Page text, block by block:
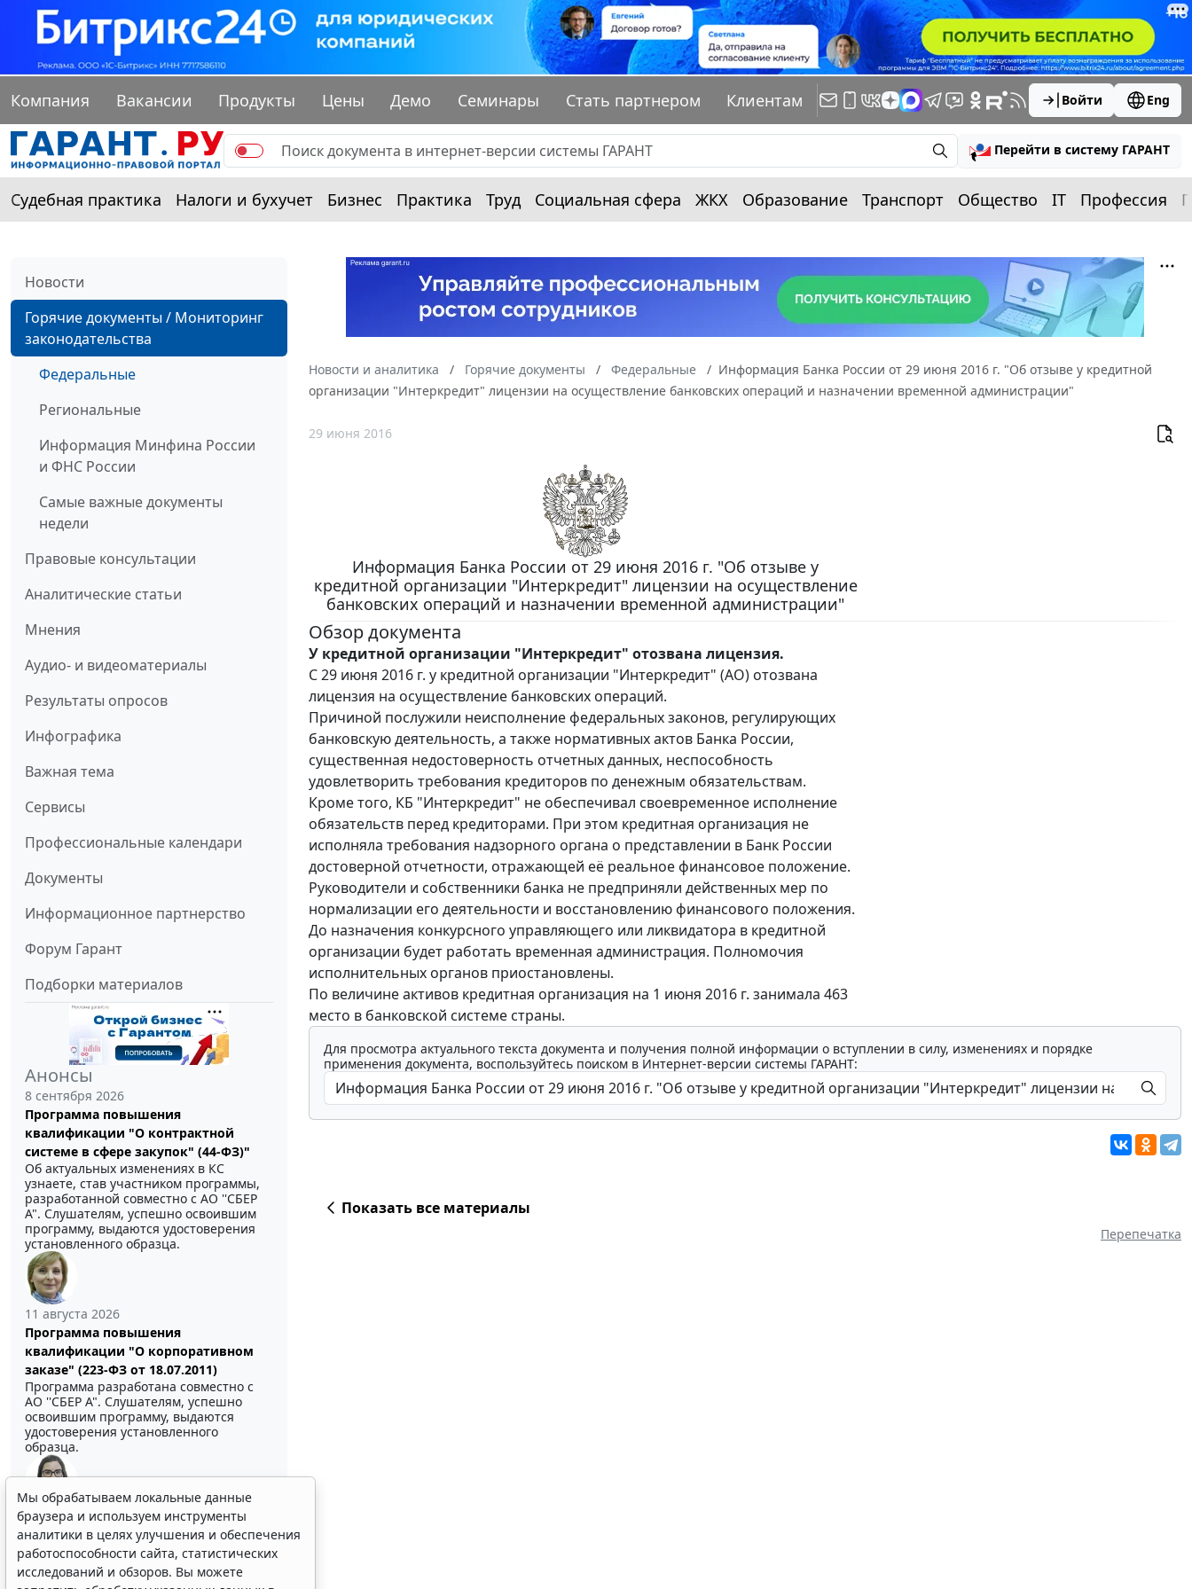
Компания Вакансии Продукты Цены Демо Семинары Стать партнером Клиентам Войти Eng
Перейти в систему ГАРАНТ
Судебная практика Налоги и бухучет Бизнес Практика Труд Социальная сфера ЖКХ Образование Транспорт Общество IT Профессия
Новости
Горячие документы / Мониторинг
законодательства
Федеральные
Региональные
Информация Минфина России
и ФНС России
Самые важные документы
недели
Правовые консультации
Аналитические статьи
Мнения
Аудио- и видеоматериалы
Результаты опросов
Инфографика
Важная тема
Сервисы
Профессиональные календари
Документы
Информационное партнерство
Форум Гарант
Подборки материалов
Анонсы
8 сентября 2026
Программа повышения
квалификации "О контрактной
системе в сфере закупок" (44-ФЗ)"
Об актуальных изменениях в КС
узнаете, став участником программы,
разработанной совместно с АО ''СБЕР
А". Слушателям, успешно освоившим
программу, выдаются удостоверения
установленного образца.
11 августа 2026
Программа повышения
квалификации "О корпоративном
заказе" (223-ФЗ от 18.07.2011)
Программа разработана совместно с
АО ''СБЕР А". Слушателям, успешно
освоившим программу, выдаются
удостоверения установленного
образца.
Выберите тему программы повышения квалификации
для юристов ...
Новости и аналитика Горячие документы Федеральные
Информация Банка России от 29 июня 2016 г. "Об отзыве у кредитной
организации "Интеркредит" лицензии на осуществление банковских операций и назначении временной администрации"
29 июня 2016
Информация Банка России от 29 июня 2016 г. "Об отзыве у
кредитной организации "Интеркредит" лицензии на осуществление
банковских операций и назначении временной администрации"
Обзор документа
У кредитной организации "Интеркредит" отозвана лицензия.
С 29 июня 2016 г. у кредитной организации "Интеркредит" (АО) отозвана
лицензия на осуществление банковских операций.
Причиной послужили неисполнение федеральных законов, регулирующих
банковскую деятельность, а также нормативных актов Банка России,
существенная недостоверность отчетных данных, неспособность
удовлетворить требования кредиторов по денежным обязательствам.
Кроме того, КБ "Интеркредит" не обеспечивал своевременное исполнение
обязательств перед кредиторами. При этом кредитная организация не
исполняла требования надзорного органа о представлении в Банк России
достоверной отчетности, отражающей её реальное финансовое положение.
Руководители и собственники банка не предприняли действенных мер по
нормализации его деятельности и восстановлению финансового положения.
До назначения конкурсного управляющего или ликвидатора в кредитной
организации будет работать временная администрация. Полномочия
исполнительных органов приостановлены.
По величине активов кредитная организация на 1 июня 2016 г. занимала 463
место в банковской системе страны.
Для просмотра актуального текста документа и получения полной информации о вступлении в силу, изменениях и порядке
применения документа, воспользуйтесь поиском в Интернет-версии системы ГАРАНТ:
Показать все материалы
Перепечатка
Мы обрабатываем локальные данные
браузера и используем инструменты
аналитики в целях улучшения и обеспечения
работоспособности сайта, статистических
исследований и обзоров. Вы можете